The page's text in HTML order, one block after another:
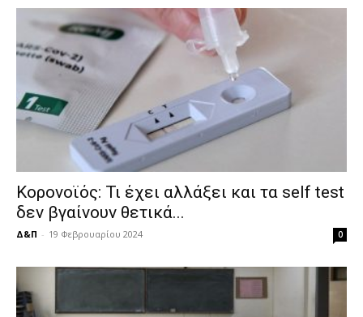
Κορονοϊός: Τι έχει αλλάξει και τα self test
δεν βγαίνουν θετικά...
Δ&Π - 19 Φεβρουαρίου 2024 0